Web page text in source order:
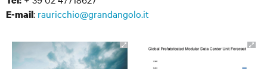
E-mail: rauricchio@grandangolo.it